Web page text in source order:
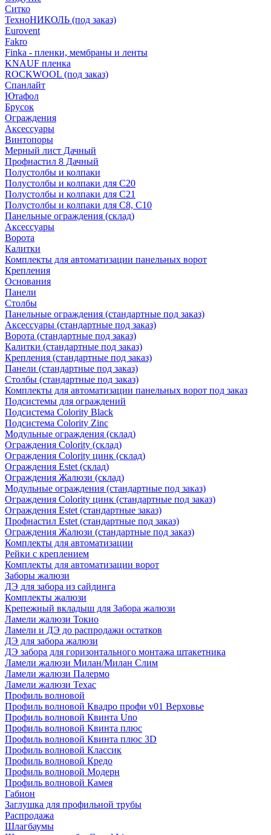
Ситко
ТехноНИКОЛЬ (под заказ)
Eurovent
Fakro
Finka - пленки, мембраны и ленты
KNAUF пленка
ROCKWOOL (под заказ)
Спанлайт
Ютафол
Брусок
Ограждения
Аксессуары
Винтопоры
Мерный лист Дачный
Профнастил 8 Дачный
Полустолбы и колпаки
Полустолбы и колпаки для С20
Полустолбы и колпаки для С21
Полустолбы и колпаки для С8, С10
Панельные ограждения (склад)
Аксессуары
Ворота
Калитки
Комплекты для автоматизации панельных ворот
Крепления
Основания
Панели
Столбы
Панельные ограждения (стандартные под заказ)
Аксессуары (стандартные под заказ)
Ворота (стандартные под заказ)
Калитки (стандартные под заказ)
Крепления (стандартные под заказ)
Панели (стандартные под заказ)
Столбы (стандартные под заказ)
Комплекты для автоматизации панельных ворот под заказ
Подсистемы для ограждений
Подсистема Colority Black
Подсистема Colority Zinc
Модульные ограждения (склад)
Ограждения Colority (склад)
Ограждения Colority цинк (склад)
Ограждения Estet (склад)
Ограждения Жалюзи (склад)
Модульные ограждения (стандартные под заказ)
Ограждения Colority цинк (стандартные под заказ)
Ограждения Estet (стандартные заказ)
Профнастил Estet (стандартные под заказ)
Ограждения Жалюзи (стандартные под заказ)
Комплекты для автоматизации
Рейки с креплением
Комплекты для автоматизации ворот
Заборы жалюзи
ДЭ для забора из сайдинга
Комплекты жалюзи
Крепежный вкладыш для Забора жалюзи
Ламели жалюзи Токио
Ламели и ДЭ до распродажи остатков
ДЭ для забора жалюзи
ДЭ забора для горизонтального монтажа штакетника
Ламели жалюзи Милан/Милан Слим
Ламели жалюзи Палермо
Ламели жалюзи Техас
Профиль волновой
Профиль волновой Квадро профи v01 Верховье
Профиль волновой Квинта Uno
Профиль волновой Квинта плюс
Профиль волновой Квинта плюс 3D
Профиль волновой Классик
Профиль волновой Кредо
Профиль волновой Модерн
Профиль волновой Камея
Габион
Заглушка для профильной трубы
Распродажа
Шлагбаумы